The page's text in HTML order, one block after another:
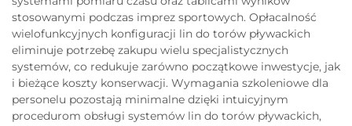
stosowanymi podczas imprez sportowych. Opłacalność
wielofunkcyjnych konfiguracji lin do torów pływackich
eliminuje potrzebę zakupu wielu specjalistycznych
systemów, co redukuje zarówno początkowe inwestycje, jak
i bieżące koszty konserwacji. Wymagania szkoleniowe dla
personelu pozostają minimalne dzięki intuicyjnym
procedurom obsługi systemów lin do torów pływackich,